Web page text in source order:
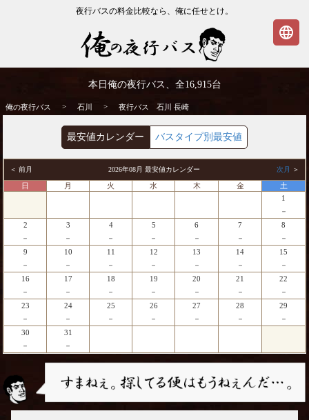
夜行バスの料金比較なら、俺に任せとけ。
夜行バス
本日俺の夜行バス、全16,915台
俺の夜行バス > 石川 > 夜行バス 石川 長崎
最安値カレンダー バスタイプ別最安値
＜ 前月 2026年08月 最安値カレンダー 次月 ＞
日 月 火 水 木 金
土
1
－
2
－
3
－
4
－
5
－
6
－
7
－
8
－
9
－
10
－
11
－
12
－
13
－
14
－
15
－
16
－
17
－
18
－
19
－
20
－
21
－
22
－
23
－
24
－
25
－
26
－
27
－
28
－
29
－
30
－
31
－
language